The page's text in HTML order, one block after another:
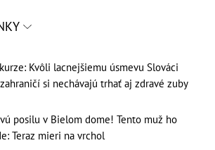
Kvôli lacnejšiemu úsmevu Slováci
si nechávajú trhať aj zdravé zuby
posilu v Bielom dome! Tento muž ho
Teraz mieri na vrchol